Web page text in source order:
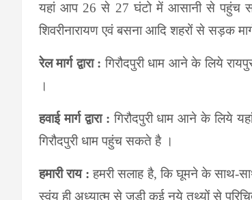
यहां आप 26 से 27 घंटो में आसानी से पहुंच सकते
शिवरीनारायण एवं बसना आदि शहरों से सड़क
रेल मार्ग द्वारा : गिरौदपुरी धाम आने के लिये
।
हवाई मार्ग द्वारा : गिरौदपुरी धाम आने के लिये
गिरौदपुरी धाम पहुंच सकते है ।
हमारी राय :हमरी सलाह है, कि घूमने के साथ-
स्वंय ही अध्यात्म से जुडी कई नये तथ्यों से